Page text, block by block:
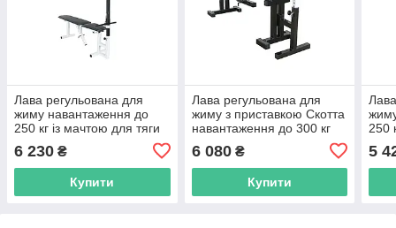
Лава регульована для
жиму навантаження до
250 кг із мачтою для тяги
6 230 ₴
Купити
Лава регульована для
жиму з приставкою Скотта
навантаження до 300 кг
6 080₴
Купити
250
5